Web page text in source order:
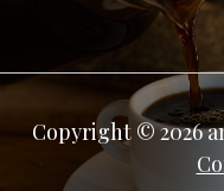
Copyright © 2026